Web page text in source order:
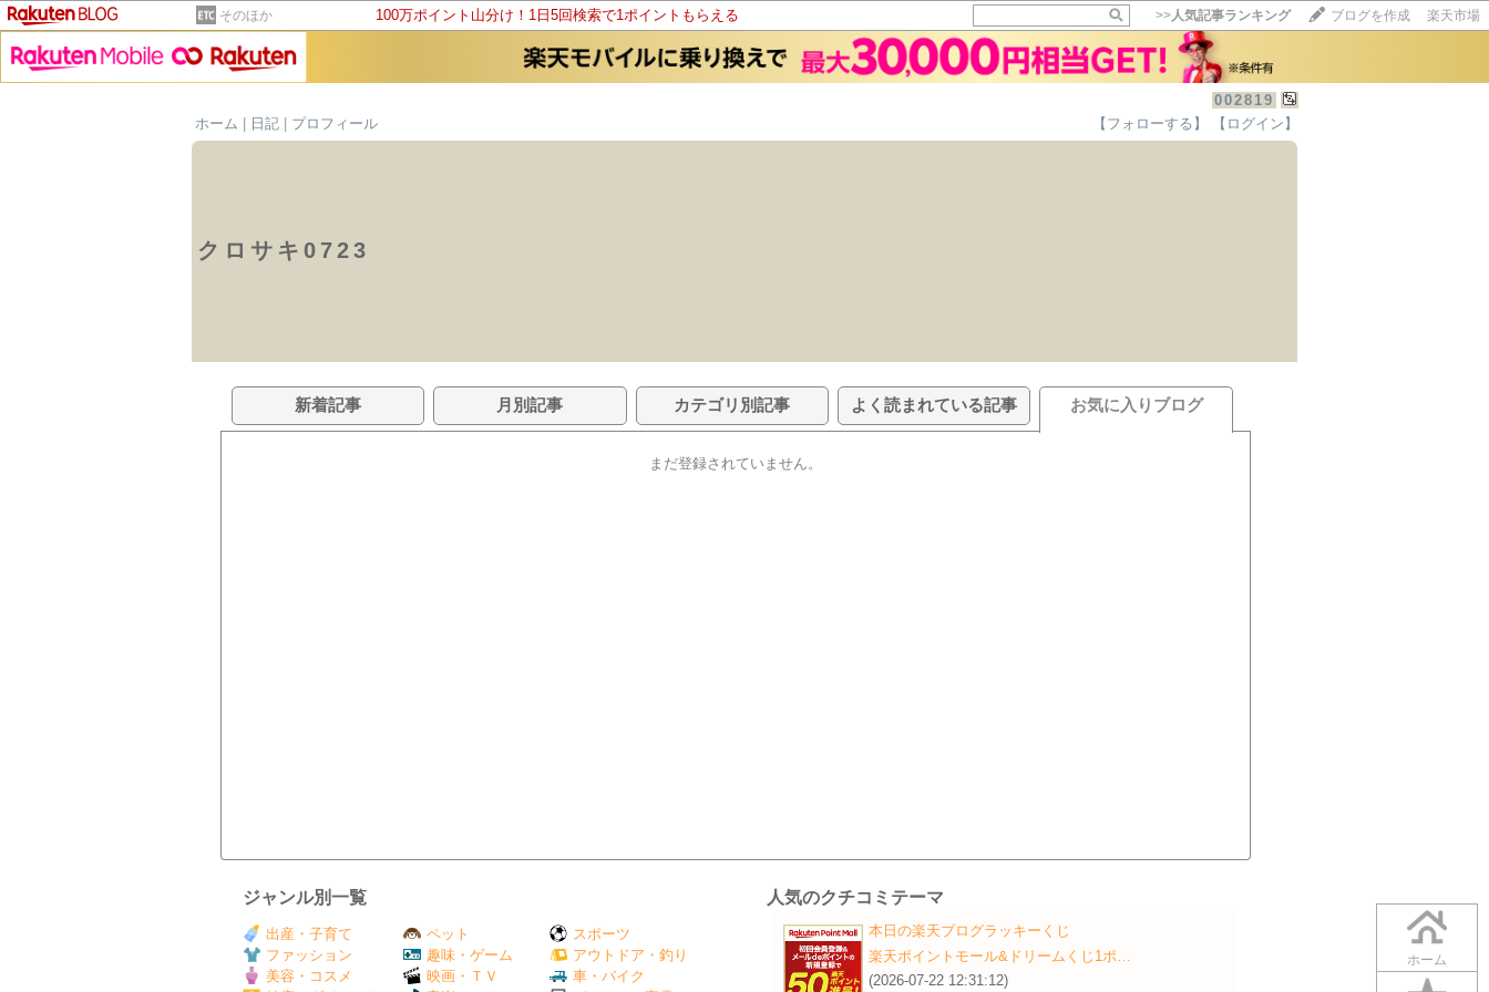
そのほか 100万ポイント山分け！1日5回検索で1ポイントもらえる >>人気記事ランキング ブログを作成 楽天市場
002819
ホーム
日記 プロフィール 【フォローする】 【ログイン】
クロサキ0723
ホーム
新着記事 月別記事 カテゴリ別記事 よく読まれている記事 お気に入りブログ
まだ登録されていません。
ジャンル別一覧
出産・子育て
ファッション
美容・コスメ
ペット
趣味・ゲーム
映画・ＴＶ
スポーツ
アウトドア・釣り
車・バイク
人気のクチコミテーマ
本日の楽天ブログラッキーくじ
楽天ポイントモール&ドリームくじ1ポ…
(2026-07-22 12:31:12)